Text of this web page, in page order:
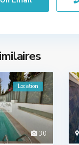
30
Location